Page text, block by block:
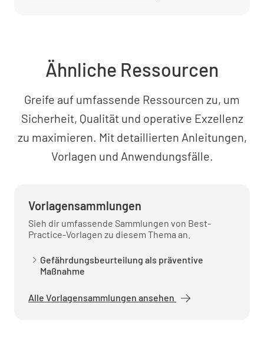
Ähnliche Ressourcen
Greife auf umfassende Ressourcen zu, um
Sicherheit, Qualität und operative Exzellenz
zu maximieren. Mit detaillierten Anleitungen,
Vorlagen und Anwendungsfälle.
Vorlagensammlungen
Sieh dir umfassende Sammlungen von Best-
Practice-Vorlagen zu diesem Thema an.
Gefährdungsbeurteilung als präventive
Maßnahme
Alle Vorlagensammlungen ansehen